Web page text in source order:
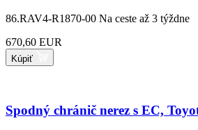
86.RAV4-R1870-00 Na ceste až 3 týždne
670,60 EUR
Kúpiť
Spodný chránič nerez s EC,